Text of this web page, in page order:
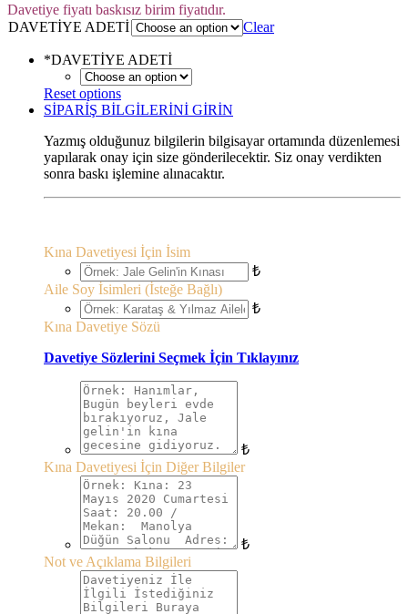
Davetiye fiyatı baskısız birim fiyatıdır.
DAVETİYE ADETİ
Clear
*DAVETİYE ADETİ
Reset options
SİPARİŞ BİLGİLERİNİ GİRİN
Yazmış olduğunuz bilgilerin bilgisayar ortamında düzenlemesi
yapılarak onay için size gönderilecektir. Siz onay verdikten
sonra baskı işlemine alınacaktır.
Kına Davetiyesi İçin İsim
₺
Aile Soy İsimleri (İsteğe Bağlı)
₺
Kına Davetiye Sözü
Davetiye Sözlerini Seçmek İçin Tıklayınız
₺
Kına Davetiyesi İçin Diğer Bilgiler
₺
Not ve Açıklama Bilgileri